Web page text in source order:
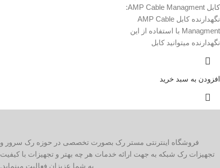
کابل AMP Cable Managment:
نگهدارنده کابل AMP Cable
Managment با استفاده از این
نگهدارنده میتوانید کابل
افزودن به سبد خرید
فروشگاه اینترنتی مستر رک بصورت تخصصی در حوزه رک سرور و
تجهیزات رک شبکه به جهت ارائه خدمات هر چه بهتر و تجهیزات با کیفیت
به شما عزیزان فعالیت مینماید.